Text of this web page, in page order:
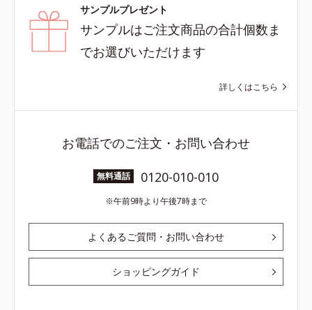
サンプルプレゼント
サンプルはご注文商品の合計個数ま
でお選びいただけます
詳しくはこちら
お電話でのご注文・お問い合わせ
無料通話 0120-010-010
午前9時より午後7時まで
よくあるご質問・お問い合わせ
ショッピングガイド